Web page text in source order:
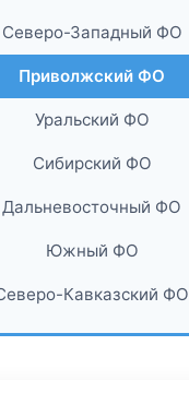
Северо-Западный ФО
Приволжский ФО
Уральский ФО
Сибирский ФО
Дальневосточный ФО
Южный ФО
Кавказский ФО